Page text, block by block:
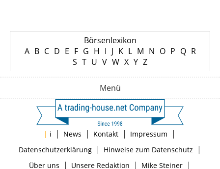
Börsenlexikon
A B C D E F G H I J K L M N O P Q R
S T U V W X Y Z
Menü
| i | News | Kontakt | Impressum |
Datenschutzerklärung| Hinweise zum Datenschutz |
Über uns | Unsere Redaktion | Mike Steiner|